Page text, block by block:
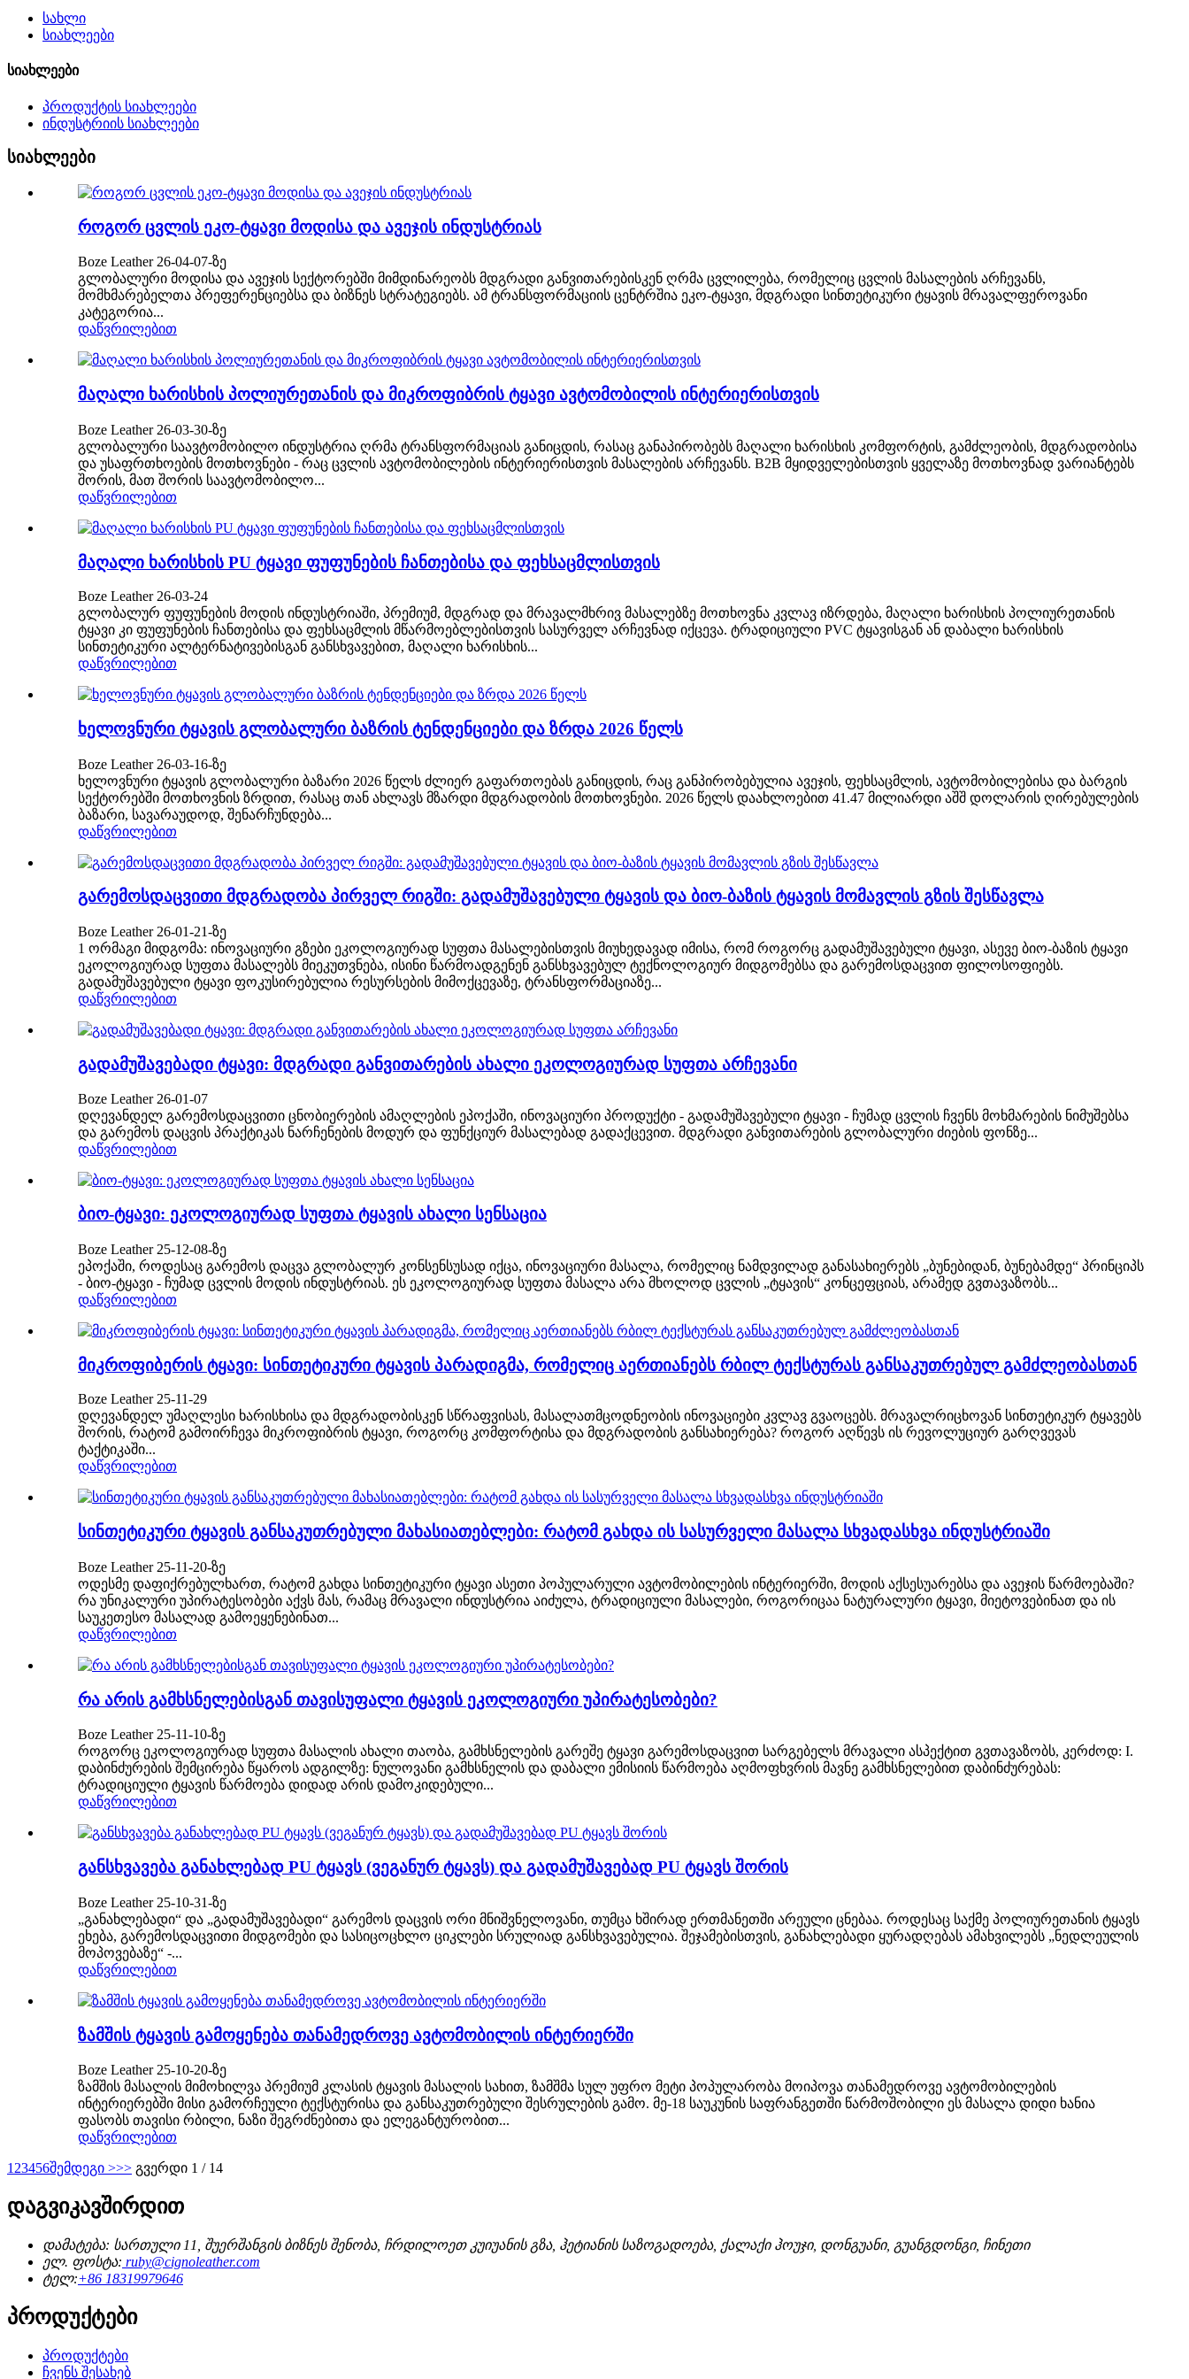
სახლი
სიახლეები
სიახლეები
პროდუქტის სიახლეები
ინდუსტრიის სიახლეები
სიახლეები
როგორ ცვლის ეკო-ტყავი მოდისა და ავეჯის ინდუსტრიას
Boze Leather 26-04-07-ზე
გლობალური მოდისა და ავეჯის სექტორებში მიმდინარეობს მდგრადი განვითარებისკენ ღრმა ცვლილება, რომელიც ცვლის მასალების არჩევანს,
მომხმარებელთა პრეფერენციებსა და ბიზნეს სტრატეგიებს. ამ ტრანსფორმაციის ცენტრშია ეკო-ტყავი, მდგრადი სინთეტიკური ტყავის მრავალფეროვანი
კატეგორია...
დაწვრილებით
მაღალი ხარისხის პოლიურეთანის და მიკროფიბრის ტყავი ავტომობილის ინტერიერისთვის
Boze Leather 26-03-30-ზე
გლობალური საავტომობილო ინდუსტრია ღრმა ტრანსფორმაციას განიცდის, რასაც განაპირობებს მაღალი ხარისხის კომფორტის, გამძლეობის, მდგრადობისა
და უსაფრთხოების მოთხოვნები - რაც ცვლის ავტომობილების ინტერიერისთვის მასალების არჩევანს. B2B მყიდველებისთვის ყველაზე მოთხოვნად ვარიანტებს
შორის, მათ შორის საავტომობილო...
დაწვრილებით
მაღალი ხარისხის PU ტყავი ფუფუნების ჩანთებისა და ფეხსაცმლისთვის
Boze Leather 26-03-24
გლობალურ ფუფუნების მოდის ინდუსტრიაში, პრემიუმ, მდგრად და მრავალმხრივ მასალებზე მოთხოვნა კვლავ იზრდება, მაღალი ხარისხის პოლიურეთანის
ტყავი კი ფუფუნების ჩანთებისა და ფეხსაცმლის მწარმოებლებისთვის სასურველ არჩევნად იქცევა. ტრადიციული PVC ტყავისგან ან დაბალი ხარისხის
სინთეტიკური ალტერნატივებისგან განსხვავებით, მაღალი ხარისხის...
დაწვრილებით
ხელოვნური ტყავის გლობალური ბაზრის ტენდენციები და ზრდა 2026 წელს
Boze Leather 26-03-16-ზე
ხელოვნური ტყავის გლობალური ბაზარი 2026 წელს ძლიერ გაფართოებას განიცდის, რაც განპირობებულია ავეჯის, ფეხსაცმლის, ავტომობილებისა და ბარგის
სექტორებში მოთხოვნის ზრდით, რასაც თან ახლავს მზარდი მდგრადობის მოთხოვნები. 2026 წელს დაახლოებით 41.47 მილიარდი აშშ დოლარის ღირებულების
ბაზარი, სავარაუდოდ, შენარჩუნდება...
დაწვრილებით
გარემოსდაცვითი მდგრადობა პირველ რიგში: გადამუშავებული ტყავის და ბიო-ბაზის ტყავის მომავლის გზის შესწავლა
Boze Leather 26-01-21-ზე
1 ორმაგი მიდგომა: ინოვაციური გზები ეკოლოგიურად სუფთა მასალებისთვის მიუხედავად იმისა, რომ როგორც გადამუშავებული ტყავი, ასევე ბიო-ბაზის ტყავი
ეკოლოგიურად სუფთა მასალებს მიეკუთვნება, ისინი წარმოადგენენ განსხვავებულ ტექნოლოგიურ მიდგომებსა და გარემოსდაცვით ფილოსოფიებს.
გადამუშავებული ტყავი ფოკუსირებულია რესურსების მიმოქცევაზე, ტრანსფორმაციაზე...
დაწვრილებით
გადამუშავებადი ტყავი: მდგრადი განვითარების ახალი ეკოლოგიურად სუფთა არჩევანი
Boze Leather 26-01-07
დღევანდელ გარემოსდაცვითი ცნობიერების ამაღლების ეპოქაში, ინოვაციური პროდუქტი - გადამუშავებული ტყავი - ჩუმად ცვლის ჩვენს მოხმარების ნიმუშებსა
და გარემოს დაცვის პრაქტიკას ნარჩენების მოდურ და ფუნქციურ მასალებად გადაქცევით. მდგრადი განვითარების გლობალური ძიების ფონზე...
დაწვრილებით
ბიო-ტყავი: ეკოლოგიურად სუფთა ტყავის ახალი სენსაცია
Boze Leather 25-12-08-ზე
ეპოქაში, როდესაც გარემოს დაცვა გლობალურ კონსენსუსად იქცა, ინოვაციური მასალა, რომელიც ნამდვილად განასახიერებს „ბუნებიდან, ბუნებამდე“ პრინციპს
- ბიო-ტყავი - ჩუმად ცვლის მოდის ინდუსტრიას. ეს ეკოლოგიურად სუფთა მასალა არა მხოლოდ ცვლის „ტყავის“ კონცეფციას, არამედ გვთავაზობს...
დაწვრილებით
მიკროფიბერის ტყავი: სინთეტიკური ტყავის პარადიგმა, რომელიც აერთიანებს რბილ ტექსტურას განსაკუთრებულ გამძლეობასთან
Boze Leather 25-11-29
დღევანდელ უმაღლესი ხარისხისა და მდგრადობისკენ სწრაფვისას, მასალათმცოდნეობის ინოვაციები კვლავ გვაოცებს. მრავალრიცხოვან სინთეტიკურ ტყავებს
შორის, რატომ გამოირჩევა მიკროფიბრის ტყავი, როგორც კომფორტისა და მდგრადობის განსახიერება? როგორ აღწევს ის რევოლუციურ გარღვევას
ტაქტიკაში...
დაწვრილებით
სინთეტიკური ტყავის განსაკუთრებული მახასიათებლები: რატომ გახდა ის სასურველი მასალა სხვადასხვა ინდუსტრიაში
Boze Leather 25-11-20-ზე
ოდესმე დაფიქრებულხართ, რატომ გახდა სინთეტიკური ტყავი ასეთი პოპულარული ავტომობილების ინტერიერში, მოდის აქსესუარებსა და ავეჯის წარმოებაში?
რა უნიკალური უპირატესობები აქვს მას, რამაც მრავალი ინდუსტრია აიძულა, ტრადიციული მასალები, როგორიცაა ნატურალური ტყავი, მიეტოვებინათ და ის
საუკეთესო მასალად გამოეყენებინათ...
დაწვრილებით
რა არის გამხსნელებისგან თავისუფალი ტყავის ეკოლოგიური უპირატესობები?
Boze Leather 25-11-10-ზე
როგორც ეკოლოგიურად სუფთა მასალის ახალი თაობა, გამხსნელების გარეშე ტყავი გარემოსდაცვით სარგებელს მრავალი ასპექტით გვთავაზობს, კერძოდ: I.
დაბინძურების შემცირება წყაროს ადგილზე: ნულოვანი გამხსნელის და დაბალი ემისიის წარმოება აღმოფხვრის მავნე გამხსნელებით დაბინძურებას:
ტრადიციული ტყავის წარმოება დიდად არის დამოკიდებული...
დაწვრილებით
განსხვავება განახლებად PU ტყავს (ვეგანურ ტყავს) და გადამუშავებად PU ტყავს შორის
Boze Leather 25-10-31-ზე
„განახლებადი“ და „გადამუშავებადი“ გარემოს დაცვის ორი მნიშვნელოვანი, თუმცა ხშირად ერთმანეთში არეული ცნებაა. როდესაც საქმე პოლიურეთანის ტყავს
ეხება, გარემოსდაცვითი მიდგომები და სასიცოცხლო ციკლები სრულიად განსხვავებულია. შეჯამებისთვის, განახლებადი ყურადღებას ამახვილებს „ნედლეულის
მოპოვებაზე“ -...
დაწვრილებით
ზამშის ტყავის გამოყენება თანამედროვე ავტომობილის ინტერიერში
Boze Leather 25-10-20-ზე
ზამშის მასალის მიმოხილვა პრემიუმ კლასის ტყავის მასალის სახით, ზამშმა სულ უფრო მეტი პოპულარობა მოიპოვა თანამედროვე ავტომობილების
ინტერიერებში მისი გამორჩეული ტექსტურისა და განსაკუთრებული შესრულების გამო. მე-18 საუკუნის საფრანგეთში წარმოშობილი ეს მასალა დიდი ხანია
ფასობს თავისი რბილი, ნაზი შეგრძნებითა და ელეგანტურობით...
დაწვრილებით
1 23456შემდეგი >>> გვერდი 1 / 14
დაგვიკავშირდით
დამატება: სართული 11, შუერშანგის ბიზნეს შენობა, ჩრდილოეთ კუიუანის გზა, ჰეტიანის საზოგადოება, ქალაქი ჰოუჯი, დონგუანი, გუანგდონგი, ჩინეთი
ელ. ფოსტა: ruby@cignoleather.com
ტელ:+86 18319979646
პროდუქტები
პროდუქტები
ჩვენს შესახებ